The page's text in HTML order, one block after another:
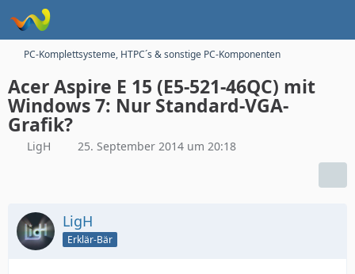
PC-Komplettsysteme, HTPC´s & sonstige PC-Komponenten
Acer Aspire E 15 (E5-521-46QC) mit
Windows 7: Nur Standard-VGA-
Grafik?
LigH 25. September 2014 um 20:18
LigH
Erklär-Bär